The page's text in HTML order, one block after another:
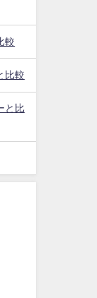
較
比較
と比